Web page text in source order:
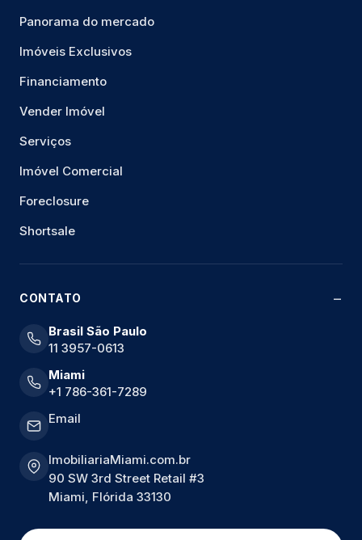
Panorama do mercado
Imóveis Exclusivos
Financiamento
Vender Imóvel
Serviços
Imóvel Comercial
Foreclosure
Shortsale
CONTATO
Brasil São Paulo
11 3957-0613
Miami
+1 786-361-7289
Email
ImobiliariaMiami.com.br
90 SW 3rd Street Retail #3
Miami, Flórida 33130